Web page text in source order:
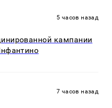
5 часов назад
кампании
7 часов назад